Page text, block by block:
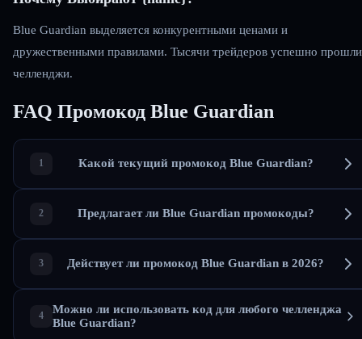
Blue Guardian выделяется конкурентными ценами и
дружественными правилами. Тысячи трейдеров успешно прошли
челленджи.
FAQ Промокод Blue Guardian
Какой текущий промокод Blue Guardian?
Предлагает ли Blue Guardian промокоды?
Действует ли промокод Blue Guardian в 2026?
Можно ли использовать код для любого челленджа
Blue Guardian?